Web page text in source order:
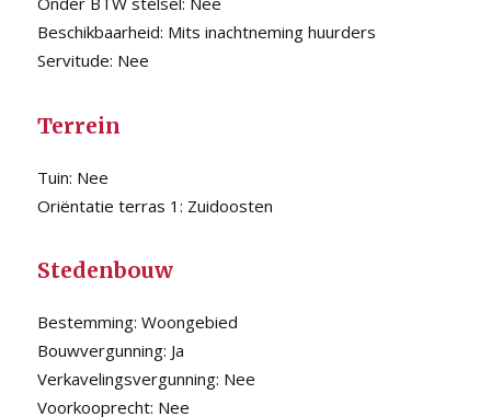
Beschikbaarheid: Mits inachtneming huurders
Servitude: Nee
Terrein
Tuin: Nee
Oriëntatie terras 1: Zuidoosten
Stedenbouw
Bestemming: Woongebied
Bouwvergunning: Ja
Verkavelingsvergunning: Nee
Voorkooprecht: Nee